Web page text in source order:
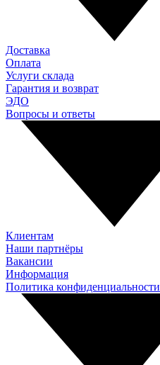
Доставка
Оплата
Услуги склада
Гарантия и возврат
ЭДО
Вопросы и ответы
Клиентам
Наши партнёры
Вакансии
Информация
Политика конфиденциальности